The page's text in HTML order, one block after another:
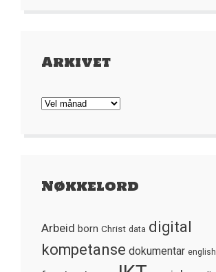
Arkivet
Arkivet
Nøkkelord
Arbeid born Christ data digital
kompetanse dokumentar english